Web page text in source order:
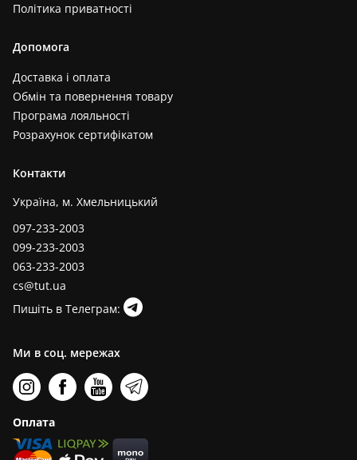
Політика приватності
Допомога
Доставка і оплата
Обмін та повернення товару
Програма лояльності
Розрахунок сертифікатом
Контакти
Україна, м. Хмельницький
097-233-2003
099-233-2003
063-233-2003
cs@tut.ua
Пишіть в Телеграм:
Ми в соц. мережах
Оплата